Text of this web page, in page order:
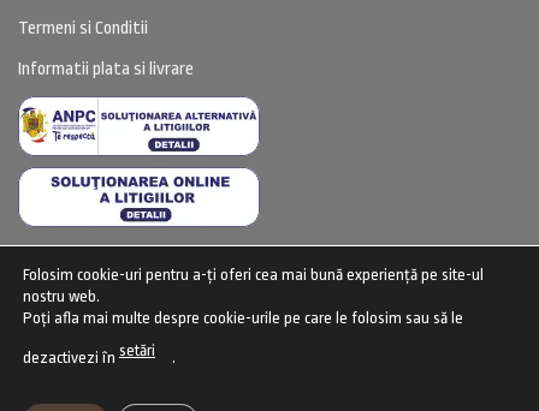
Termeni si Conditii
Informatii plata si livrare
CENTRU DE CONFIDENTIALITATE
Centru de confidentialitate (GDPR)
Folosim cookie-uri pentru a-ți oferi cea mai bună experiență pe site-ul
nostru web.
Poți afla mai multe despre cookie-urile pe care le folosim sau să le
dezactivezi în setări .